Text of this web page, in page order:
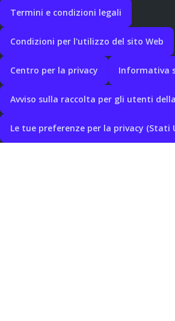
Termini e condizioni legali
Condizioni per l'utilizzo del sito Web
Centro per la privacy Informativa
Avviso sulla raccolta per gli utenti
Le tue preferenze per la privacy (Stati